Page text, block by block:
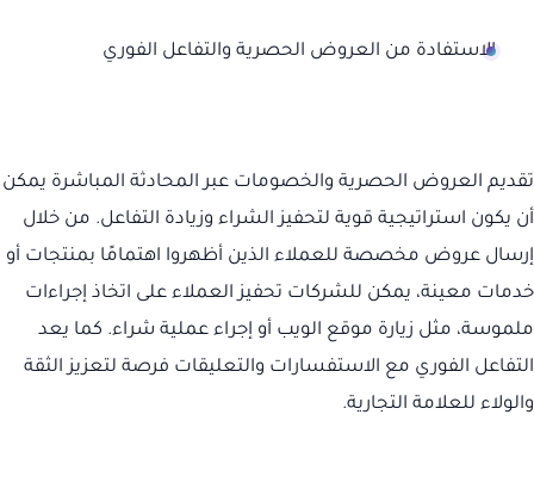
الاستفادة من العروض الحصرية والتفاعل الفوري
تقديم العروض الحصرية والخصومات عبر المحادثة المباشرة يمكن
أن يكون استراتيجية قوية لتحفيز الشراء وزيادة التفاعل. من خلال
إرسال عروض مخصصة للعملاء الذين أظهروا اهتمامًا بمنتجات أو
خدمات معينة، يمكن للشركات تحفيز العملاء على اتخاذ إجراءات
ملموسة، مثل زيارة موقع الويب أو إجراء عملية شراء. كما يعد
التفاعل الفوري مع الاستفسارات والتعليقات فرصة لتعزيز الثقة
والولاء للعلامة التجارية.